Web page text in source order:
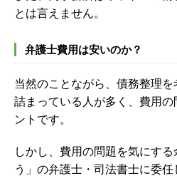
とは言えません。
弁護士費用は安いのか？
当然のことながら、債務整理
詰まっている人が多く、費用
ントです。
しかし、費用の問題を気にす
う」の弁護士・司法書士に委